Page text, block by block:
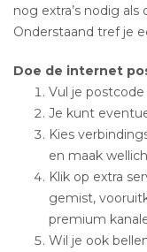
nog extra’s nodig
Onderstaand tref je
Doe de internet
Vul je
Je kunt
Kies
en maak
Klik op extra
gemist,
premium
Wil je ook